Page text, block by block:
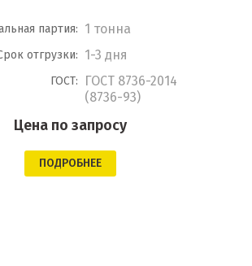
партия: 1 тонна
отгрузки: 1-3 дня
ГОСТ:
ГОСТ 8736-2014
(8736-93)
Цена по запросу
ПОДРОБНЕЕ